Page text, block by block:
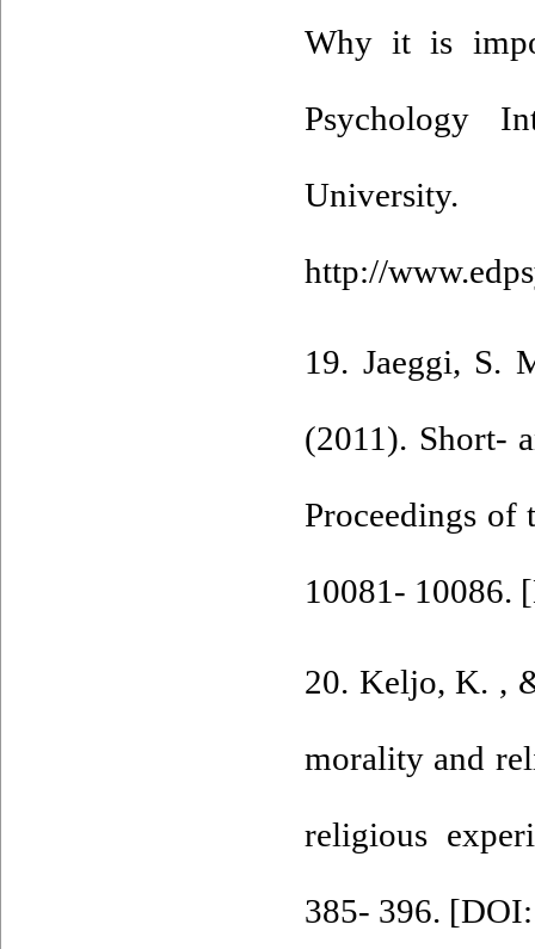
Why it is
Psychology
http://
19. Jaeggi, S.
(2011). Short-
Proceedings of
10081- 10086. [
20. Keljo, K. ,
morality and
religious
385- 396. [